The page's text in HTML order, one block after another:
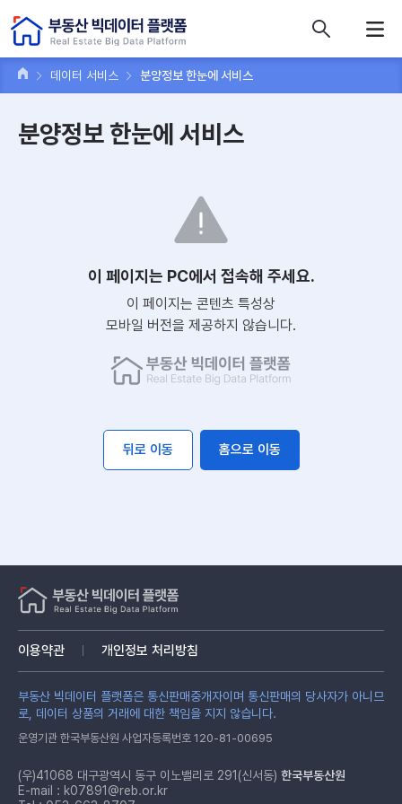
데이터 서비스 분양정보 한눈에 서비스
분양정보 한눈에 서비스
이 페이지는 PC에서 접속해 주세요.
이 페이지는 콘텐츠 특성상
모바일 버전을 제공하지 않습니다.
뒤로 이동 홈으로 이동
이용약관 개인정보 처리방침
부동산 빅데이터 플랫폼은 통신판매중개자이며 통신판매의 당사자가 아니므
로, 데이터 상품의 거래에 대한 책임을 지지 않습니다.
운영기관 한국부동산원 사업자등록번호 120-81-00695
(우)41068 대구광역시 동구 이노밸리로 291(신서동) 한국부동산원
E-mail : k07891@reb.or.kr